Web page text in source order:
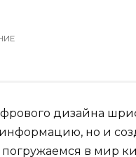
дизайна
но и
в мир